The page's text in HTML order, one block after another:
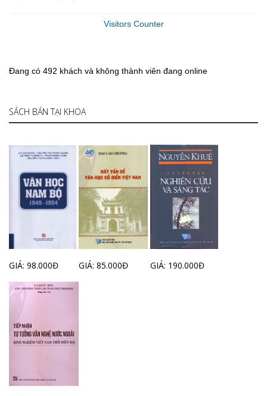
Visitors Counter
Đang có 492 khách và không thành viên đang online
SÁCH BÁN TẠI KHOA
GIÁ: 98.000Đ GIÁ: 85.000Đ GIÁ: 190.000Đ